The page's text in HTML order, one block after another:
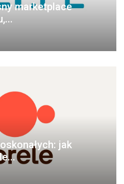
marketplace
jak